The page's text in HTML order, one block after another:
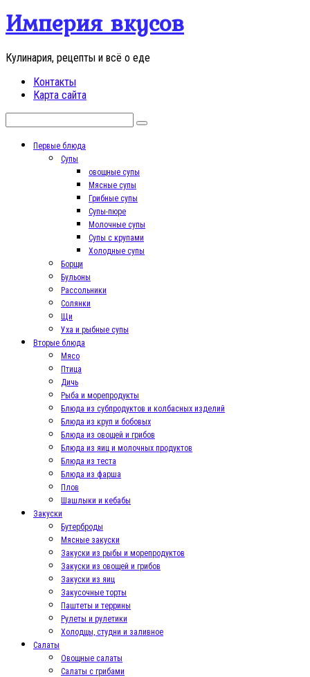
Перейти
контенту
Империя вкусов
Кулинария, рецепты и всё о еде
Контакты
Карта сайта
Первые блюда
Супы
овощные супы
Мясные супы
Грибные супы
Супы-пюре
Молочные супы
Супы с крупами
Холодные супы
Борщи
Бульоны
Рассольники
Солянки
Щи
Уха и рыбные супы
Вторые блюда
Мясо
Птица
Дичь
Рыба и морепродукты
Блюда из субпродуктов и колбасных изделий
Блюда из круп и бобовых
Блюда из овощей и грибов
Блюда из яиц и молочных продуктов
Блюда из теста
Блюда из фарша
Плов
Шашлыки и кебабы
Закуски
Бутерброды
Мясные закуски
Закуски из рыбы и морепродуктов
Закуски из овощей и грибов
Закуски из яиц
Закусочные торты
Паштеты и террины
Рулеты и рулетики
Холодцы, студни и заливное
Салаты
Овощные салаты
Салаты с грибами